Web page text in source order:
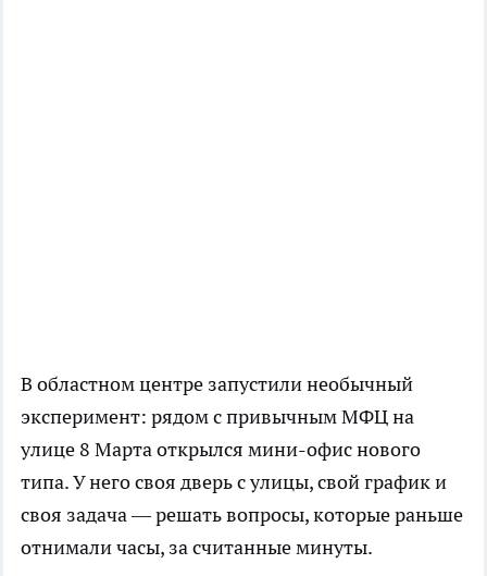
В областном центре запустили необычный
эксперимент: рядом с привычным МФЦ на
улице 8 Марта открылся мини-офис нового
типа. У него своя дверь с улицы, свой график и
своя задача — решать вопросы, которые раньше
отнимали часы, за считанные минуты.